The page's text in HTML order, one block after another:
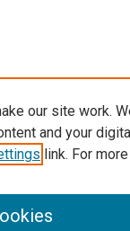
our site work.
and your
link. For